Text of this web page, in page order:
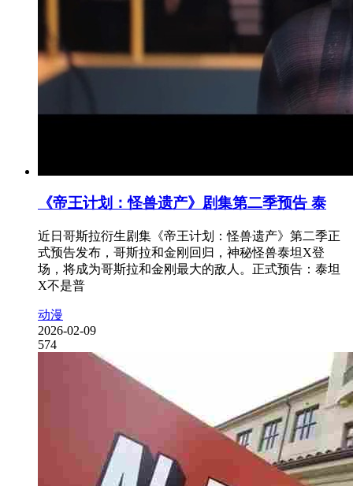
《帝王计划：怪兽遗产》剧集第二季预告 泰
近日哥斯拉衍生剧集《帝王计划：怪兽遗产》第二季正
式预告发布，哥斯拉和金刚回归，神秘怪兽泰坦X登
场，将成为哥斯拉和金刚最大的敌人。正式预告：泰坦
X不是普
动漫
2026-02-09
574